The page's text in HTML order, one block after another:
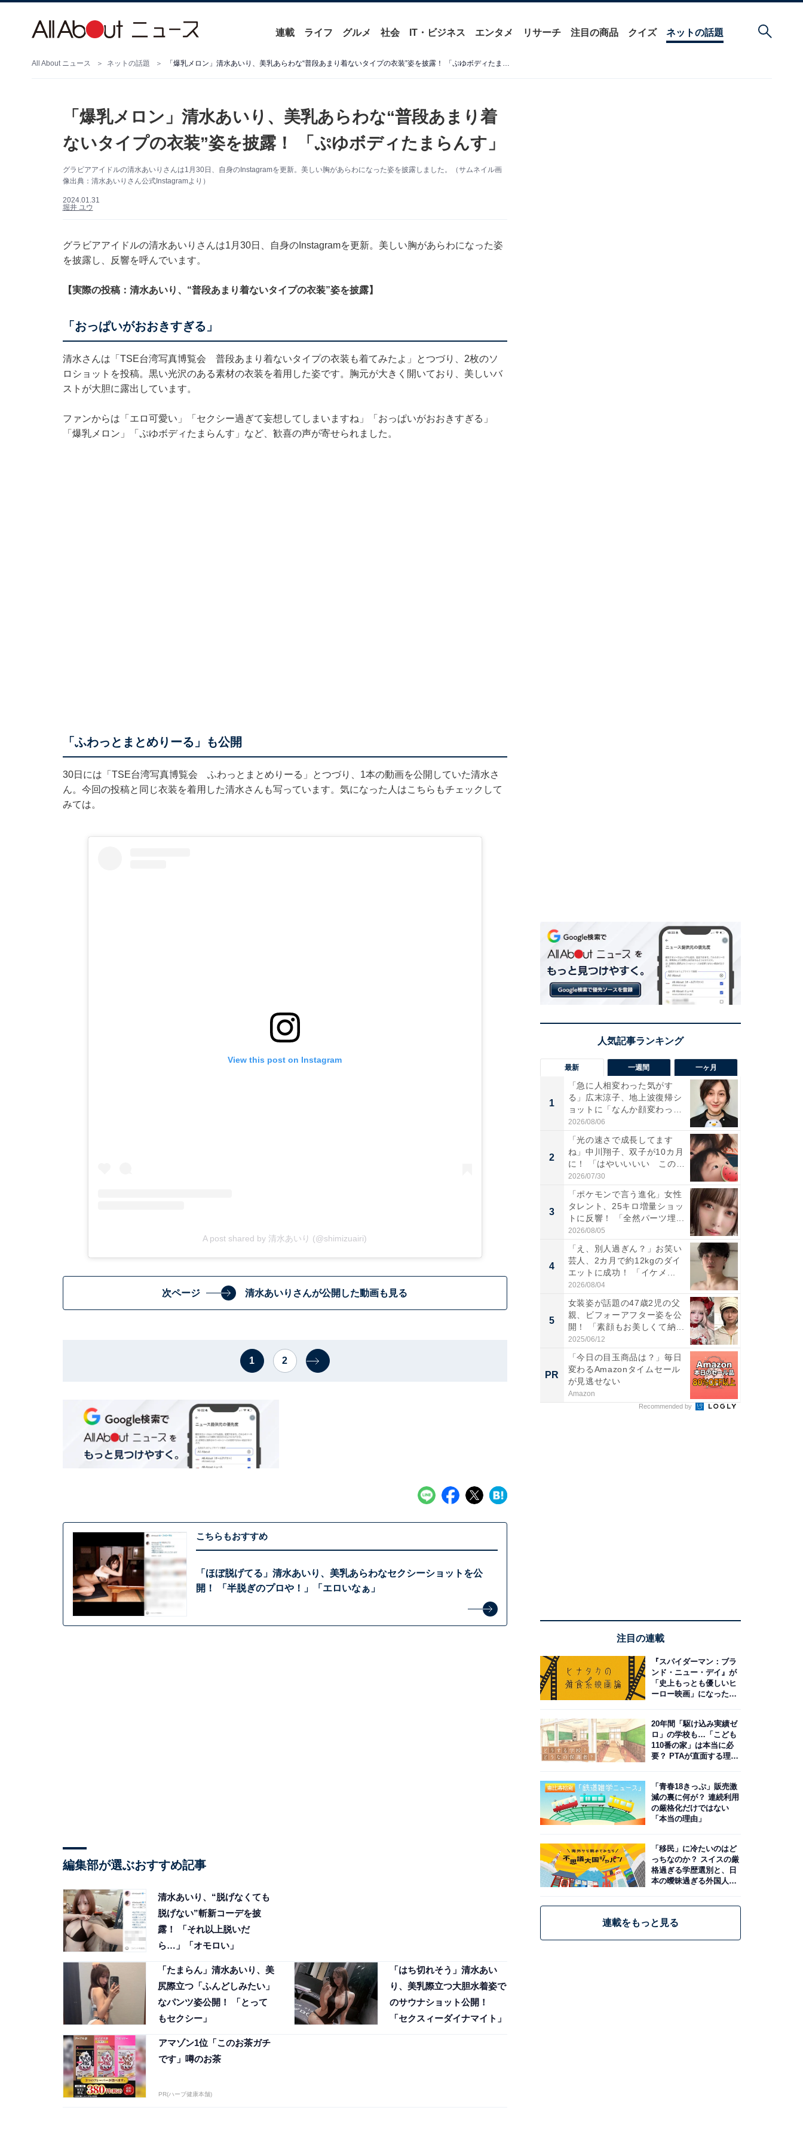
連載 ライフ グルメ 社会 IT・ビジネス エンタメ リサーチ 注目の商品 クイズ ネットの話題
All About ニュース ネットの話題 「爆乳メロン」清水あいり、美乳あらわな“普段あまり着ないタイプの衣装”姿を披露！ 「ぷゆボディたまらんす」
「爆乳メロン」清水あいり、美乳あらわな“普段あまり着
ないタイプの衣装”姿を披露！ 「ぷゆボディたまらんす」
グラビアアイドルの清水あいりさんは1月30日、自身のInstagramを更新。美しい胸があらわになった姿を披露しました。（サムネイル画
像出典：清水あいりさん公式Instagramより）
2024.01.31
堀井 ユウ
グラビアアイドルの清水あいりさんは1月30日、自身のInstagramを更新。美しい胸があらわになった姿
を披露し、反響を呼んでいます。
【実際の投稿：清水あいり、“普段あまり着ないタイプの衣装”姿を披露】
「おっぱいがおおきすぎる」
清水さんは「TSE台湾写真博覧会 普段あまり着ないタイプの衣装も着てみたよ」とつづり、2枚のソ
ロショットを投稿。黒い光沢のある素材の衣装を着用した姿です。胸元が大きく開いており、美しいバ
ストが大胆に露出しています。
ファンからは「エロ可愛い」「セクシー過ぎて妄想してしまいますね」「おっぱいがおおきすぎる」
「爆乳メロン」「ぷゆボディたまらんす」など、歓喜の声が寄せられました。
「ふわっとまとめりーる」も公開
30日には「TSE台湾写真博覧会 ふわっとまとめりーる」とつづり、1本の動画を公開していた清水さ
ん。今回の投稿と同じ衣装を着用した清水さんも写っています。気になった人はこちらもチェックして
みては。
View this post on Instagram
A post shared by 清水あいり (@shimizuairi)
次ページ 清水あいりさんが公開した動画も見る
1 2
こちらもおすすめ
「ほぼ脱げてる」清水あいり、美乳あらわなセクシーショットを公
開！ 「半脱ぎのプロや！」「エロいなぁ」
編集部が選ぶおすすめ記事
清水あいり、“脱げなくても
脱げない”斬新コーデを披
露！ 「それ以上脱いだ
ら…」「オモロい」
「たまらん」清水あいり、美
尻際立つ「ふんどしみたい」
なパンツ姿公開！ 「とって
もセクシー」
「はち切れそう」清水あい
り、美乳際立つ大胆水着姿で
のサウナショット公開！
「セクスィーダイナマイト」
アマゾン1位「このお茶ガチ
です」噂のお茶
PR(ハーブ健康本舗)
最新 一週間 一ヶ月
1
「急に人相変わった気がす
る」広末涼子、地上波復帰シ
ョットに「なんか顔変わっ
た」の...
2026/08/06
2
「光の速さで成長してます
ね」中川翔子、双子が10カ月
に！ 「はやいいいい この
前...
2026/07/30
3
「ポケモンで言う進化」女性
タレント、25キロ増量ショッ
トに反響！ 「全然パーツ埋...
2026/08/05
4
「え、別人過ぎん？」お笑い
芸人、2カ月で約12kgのダイ
エットに成功！ 「イケメ...
2026/08/04
5
女装姿が話題の47歳2児の父
親、ビフォーアフター姿を公
開！ 「素顔もお美しくて納...
2025/06/12
PR
「今日の目玉商品は？」毎日
変わるAmazonタイムセール
が見逃せない
Amazon
Recommended by
注目の連載
『スパイダーマン：ブラ
ンド・ニュー・デイ』が
「史上もっとも優しいヒ
ーロー映画」になった理
20年間「駆け込み実績ゼ
ロ」の学校も…「こども
110番の家」は本当に必
要？ PTAが直面する理想
「青春18きっぷ」販売激
減の裏に何が？ 連続利用
の厳格化だけではない
「本当の理由」
「移民」に冷たいのはど
っちなのか？ スイスの厳
格過ぎる学歴選別と、日
本の曖昧過ぎる外国人政
連載をもっと見る